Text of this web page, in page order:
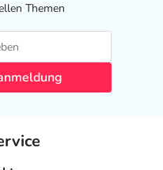
Themen